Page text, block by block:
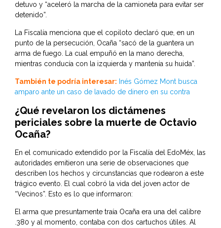
detuvo y “aceleró la marcha de la camioneta para evitar ser
detenido”.
La Fiscalía menciona que el copiloto declaró que, en un
punto de la persecución, Ocaña “sacó de la guantera un
arma de fuego. La cual empuñó en la mano derecha,
mientras conducía con la izquierda y mantenía su huida”.
También te podría interesar: Inés Gómez Mont busca
amparo ante un caso de lavado de dinero en su contra
¿Qué revelaron los dictámenes
periciales sobre la muerte de Octavio
Ocaña?
En el comunicado extendido por la Fiscalía del EdoMéx, las
autoridades emitieron una serie de observaciones que
describen los hechos y circunstancias que rodearon a este
trágico evento. El cual cobró la vida del joven actor de
“Vecinos”. Esto es lo que informaron:
El arma que presuntamente traía Ocaña era una del calibre
.380 y al momento, contaba con dos cartuchos útiles. Al